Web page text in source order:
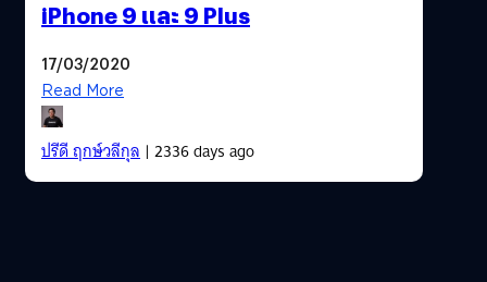
iPhone 9 และ 9 Plus
17/03/2020
Read More
ปรีดี ฤกษ์วลีกุล| 2336 days ago